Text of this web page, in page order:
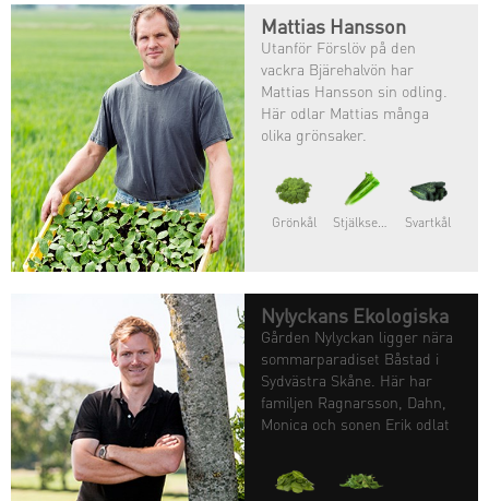
Mattias Hansson
Utanför Förslöv på den
vackra Bjärehalvön har
Mattias Hansson sin odling.
Här odlar Mattias många
olika grönsaker.
Grönkål Stjälkselleri Svartkål
Nylyckans Ekologiska
Gården Nylyckan ligger nära
sommarparadiset Båstad i
Sydvästra Skåne. Här har
familjen Ragnarsson, Dahn,
Monica och sonen Erik odlat
familjen tog over Dahns
fädersgård.